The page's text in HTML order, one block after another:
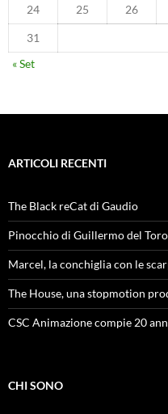
24 25 26
31
« Set
ARTICOLI RECENTI
The Black reCat di Gaudio
Pinocchio di Guillermo del
Marcel, la conchiglia con le
The House, una stopmotion
CSC Animazione compie 20
CHI SONO